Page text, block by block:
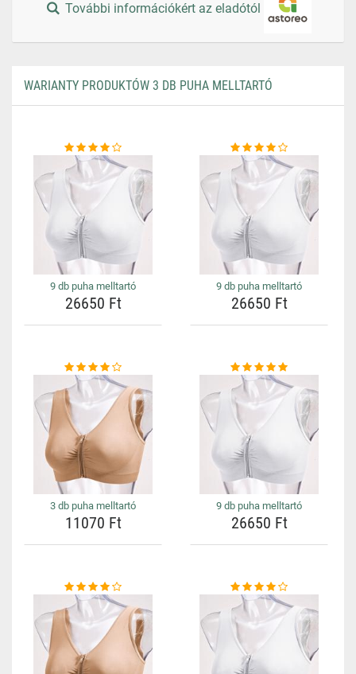
További információkért az eladótól
WARIANTY PRODUKTÓW 3 DB PUHA MELLTARTÓ
9 db puha melltartó
26650 Ft
9 db puha melltartó
26650 Ft
3 db puha melltartó
11070 Ft
9 db puha melltartó
26650 Ft